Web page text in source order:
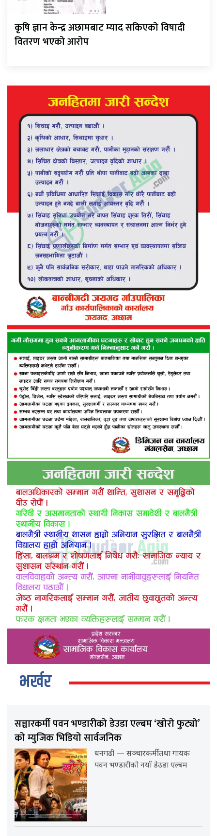
कृषि ज्ञान केन्द्र अछामबाट म्याद सकिएको विषादी
वितरण भएको आरोप
भर्खर
सञ्चारकर्मी पवन भण्डारीको डेउडा एल्बम ‘खोरो फुट्यो’
को म्युजिक भिडियो सार्वजनिक
धनगढी — सञ्चारकर्मी तथा गायक
पवन भण्डारीको नयाँ डेउडा एल्बम